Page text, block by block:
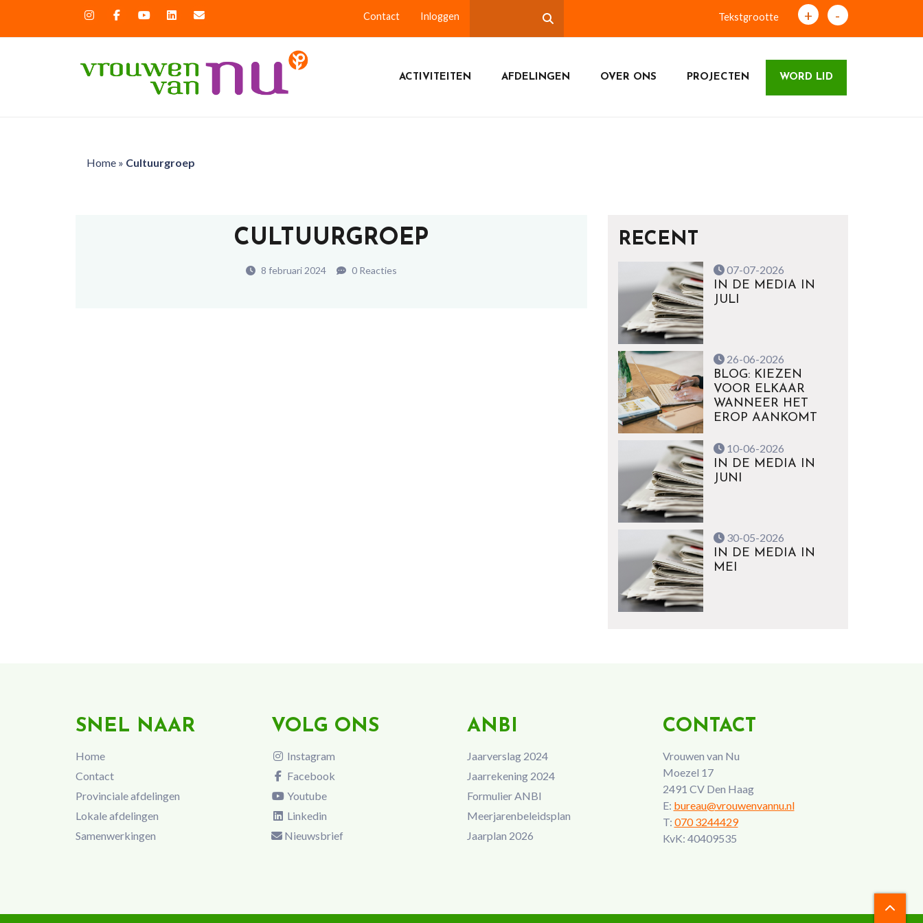
Contact Inloggen Tekstgrootte + -
ACTIVITEITEN AFDELINGEN OVER ONS PROJECTEN WORD LID
Home» Cultuurgroep
CULTUURGROEP
8 februari 2024 0 Reacties
RECENT
07-07-2026
IN DE MEDIA IN
JULI
26-06-2026
BLOG: KIEZEN
VOOR ELKAAR
WANNEER HET
EROP AANKOMT
10-06-2026
IN DE MEDIA IN
JUNI
30-05-2026
IN DE MEDIA IN
MEI
SNEL NAAR
Home
Contact
Provinciale afdelingen
Lokale afdelingen
Samenwerkingen
VOLG ONS
Instagram
Facebook
Youtube
Linkedin
Nieuwsbrief
ANBI
Jaarverslag 2024
Jaarrekening 2024
Formulier ANBI
Meerjarenbeleidsplan
Jaarplan 2026
CONTACT
Vrouwen van Nu
Moezel 17
2491 CV Den Haag
E: bureau@vrouwenvannu.nl
T: 070 3244429
KvK: 40409535